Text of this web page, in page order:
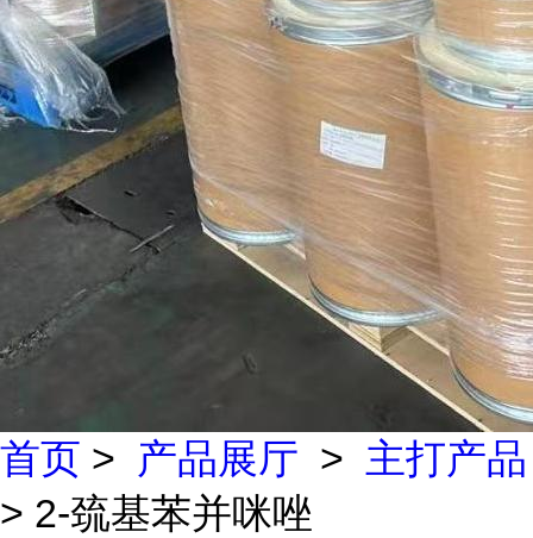
首页 > 产品展厅 > 主打产品
> 2-巯基苯并咪唑